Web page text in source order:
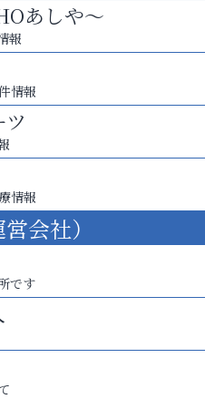
あしや～
報
情報
情報
会社）
です